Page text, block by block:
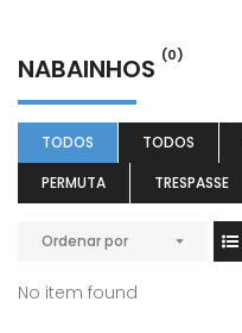
NABAINHOS (0)
TODOS TODOS
PERMUTA
TRESPASSE
Ordenar por
No item found